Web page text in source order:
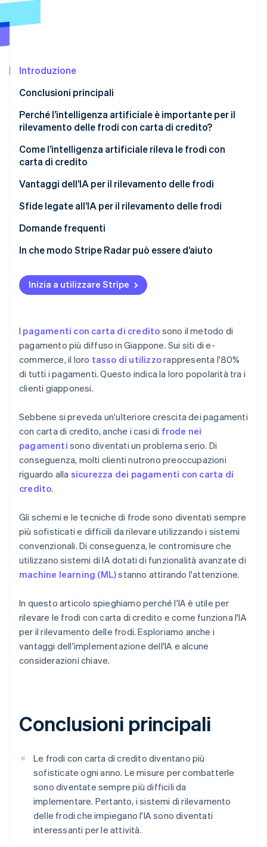
Radar
Costituzione di start-up
Rimozione del carbonio
Identity
Verifica online dell'identità
Scopri come Stripe sta costruendo l'infrastruttura
Introduzione
Conclusioni principali
Perché l’intelligenza artificiale è importante per il
rilevamento delle frodi con carta di credito?
Frodi con carta di credito in Giappone
artificiale
Aumento dei titolari di carta
Come l’intelligenza artificiale rileva le frodi con
carta di credito
Riconoscimento degli schemi
Assegnazione di un punteggio al rischio di frode
Apprendimento di dati intersettoriali con
Vantaggi dell’IA per il rilevamento delle frodi
Bloccare le frodi all’istante
Ridurre il carico di lavoro operativo
Fidelizzare i clienti
Sfide legate all’IA per il rilevamento delle frodi
Opportunità di vendita perse
Nessun rilevamento completo delle frodi
Decisioni di frode poco chiare
Domande frequenti
In che modo Stripe Radar può essere d’aiuto
Inizia a utilizzare Stripe
I pagamenti con carta di credito sono il metodo di
pagamento più diffuso in Giappone. Sui siti di e-
commerce, il loro tasso di utilizzorappresenta l'80%
di tutti i pagamenti. Questo indica la loro popolarità tra i
clienti giapponesi.
Sebbene si preveda un'ulteriore crescita dei pagamenti
con carta di credito, anche i casi di frode nei
pagamenti sono diventati un problema serio. Di
conseguenza, molti clienti nutrono preoccupazioni
riguardo alla sicurezza dei pagamenti con carta di
credito.
Gli schemi e le tecniche di frode sono diventati sempre
più sofisticati e difficili da rilevare utilizzando i sistemi
convenzionali. Di conseguenza, le contromisure che
utilizzano sistemi di IA dotati di funzionalità avanzate di
machine learning (ML)stanno attirando l'attenzione.
In questo articolo spieghiamo perché l'IA è utile per
rilevare le frodi con carta di credito e come funziona l'IA
per il rilevamento delle frodi. Esploriamo anche i
vantaggi dell'implementazione dell'IA e alcune
considerazioni chiave.
Conclusioni principali
Le frodi con carta di credito diventano più
sofisticate ogni anno. Le misure per combatterle
sono diventate sempre più difficili da
implementare. Pertanto, i sistemi di rilevamento
delle frodi che impiegano l'IA sono diventati
interessanti per le attività.